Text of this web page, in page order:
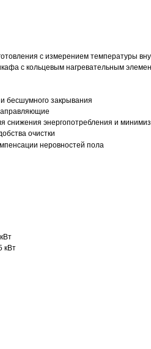
с измерением температуры
с кольцевым нагревательным
бесшумного закрывания
снижения энергопотребления и
очистки
неровностей пола
кВт